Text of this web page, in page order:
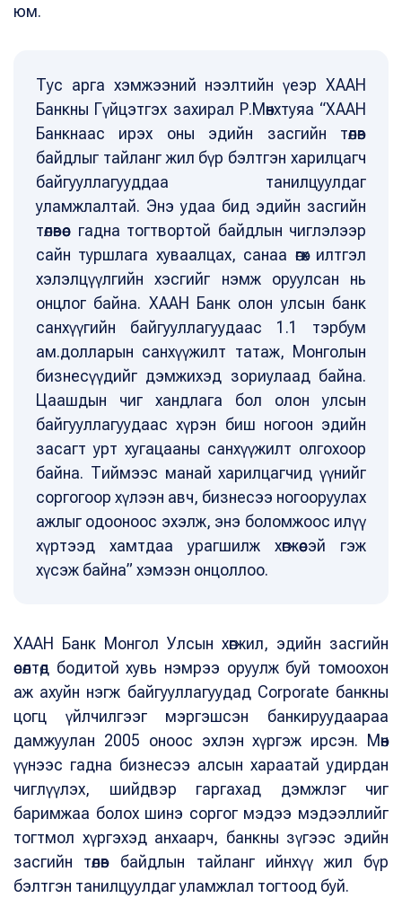
юм.
Тус арга хэмжээний нээлтийн үеэр ХААН
Банкны Гүйцэтгэх захирал Р.Мөнхтуяа “ХААН
Банкнаас ирэх оны эдийн засгийн төлөв
байдлыг тайланг жил бүр бэлтгэн харилцагч
байгууллагууддаа танилцуулдаг
уламжлалтай. Энэ удаа бид эдийн засгийн
төлөвөөс гадна тогтвортой байдлын чиглэлээр
сайн туршлага хуваалцах, санаа өгөх илтгэл
хэлэлцүүлгийн хэсгийг нэмж оруулсан нь
онцлог байна. ХААН Банк олон улсын банк
санхүүгийн байгууллагуудаас 1.1 тэрбум
ам.долларын санхүүжилт татаж, Монголын
бизнесүүдийг дэмжихэд зориулаад байна.
Цаашдын чиг хандлага бол олон улсын
байгууллагуудаас хүрэн биш ногоон эдийн
засагт урт хугацааны санхүүжилт олгохоор
байна. Тиймээс манай харилцагчид үүнийг
соргогоор хүлээн авч, бизнесээ ногооруулах
ажлыг одооноос эхэлж, энэ боломжоос илүү
хүртээд хамтдаа урагшилж хөгжөөсэй гэж
хүсэж байна” хэмээн онцоллоо.
ХААН Банк Монгол Улсын хөгжил, эдийн засгийн
өсөлтөд бодитой хувь нэмрээ оруулж буй томоохон
аж ахуйн нэгж байгууллагуудад Corporate банкны
цогц үйлчилгээг мэргэшсэн банкируудаараа
дамжуулан 2005 оноос эхлэн хүргэж ирсэн. Мөн
үүнээс гадна бизнесээ алсын хараатай удирдан
чиглүүлэх, шийдвэр гаргахад дэмжлэг чиг
баримжаа болох шинэ соргог мэдээ мэдээллийг
тогтмол хүргэхэд анхаарч, банкны зүгээс эдийн
засгийн төлөв байдлын тайланг ийнхүү жил бүр
бэлтгэн танилцуулдаг уламжлал тогтоод буй.